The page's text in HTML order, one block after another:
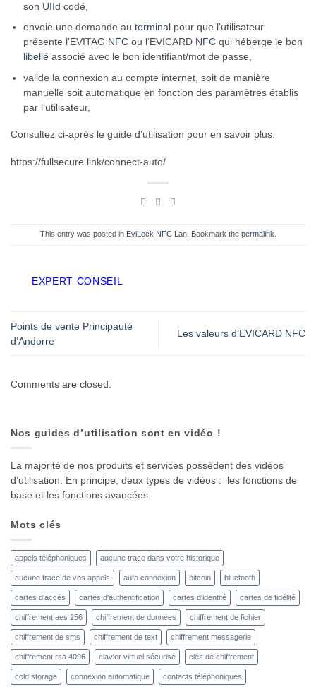
son UIId codé,
envoie une demande au terminal pour que l’utilisateur
présente l’EVITAG NFCou l’EVICARD NFCqui héberge le bon
libelléassocié avec le bon identifiant/mot de passe,
valide la connexion au compte internet, soit de manière
manuelle soit automatique en fonction des paramètres établis
par l’utilisateur,
Consultez ci-après le guide d’utilisation pour en savoir plus.
https://fullsecure.link/connect-auto/
This entry was posted in EviLock NFC Lan. Bookmark the permalink.
EXPERT CONSEIL
Points de vente Principauté
d’Andorre
Les valeurs d’EVICARD NFC
Comments are closed.
Nos guides d’utilisation sont en vidéo !
La majorité de nos produits et services possèdent des vidéos
d’utilisation. En principe, deux types de vidéos : les fonctions de
base et les fonctions avancées.
Mots clés
appels téléphoniques aucune trace dans votre historique
aucune trace de vos appels auto connexion bitcoin bluetooth
cartes d'accès cartes d'authentification cartes d'identité cartes de fidélité
chiffrement aes 256 chiffrement de données chiffrement de fichier
chiffrement de sms chiffrement de text chiffrement messagerie
chiffrement rsa 4096 clavier virtuel sécurisé clés de chiffrement
cold storage connexion automatique contacts téléphoniques